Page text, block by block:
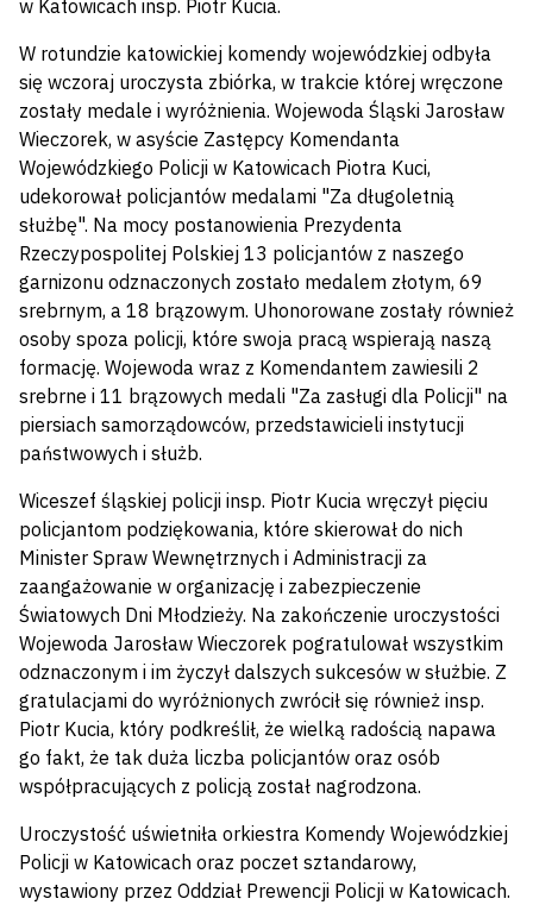
w Katowicach insp. Piotr Kucia.
W rotundzie katowickiej komendy wojewódzkiej odbyła
się wczoraj uroczysta zbiórka, w trakcie której wręczone
zostały medale i wyróżnienia. Wojewoda Śląski Jarosław
Wieczorek, w asyście Zastępcy Komendanta
Wojewódzkiego Policji w Katowicach Piotra Kuci,
udekorował policjantów medalami "Za długoletnią
służbę". Na mocy postanowienia Prezydenta
Rzeczypospolitej Polskiej 13 policjantów z naszego
garnizonu odznaczonych zostało medalem złotym, 69
srebrnym, a 18 brązowym. Uhonorowane zostały również
osoby spoza policji, które swoja pracą wspierają naszą
formację. Wojewoda wraz z Komendantem zawiesili 2
srebrne i 11 brązowych medali "Za zasługi dla Policji" na
piersiach samorządowców, przedstawicieli instytucji
państwowych i służb.
Wiceszef śląskiej policji insp. Piotr Kucia wręczył pięciu
policjantom podziękowania, które skierował do nich
Minister Spraw Wewnętrznych i Administracji za
zaangażowanie w organizację i zabezpieczenie
Światowych Dni Młodzieży. Na zakończenie uroczystości
Wojewoda Jarosław Wieczorek pogratulował wszystkim
odznaczonym i im życzył dalszych sukcesów w służbie. Z
gratulacjami do wyróżnionych zwrócił się również insp.
Piotr Kucia, który podkreślił, że wielką radością napawa
go fakt, że tak duża liczba policjantów oraz osób
współpracujących z policją został nagrodzona.
Uroczystość uświetniła orkiestra Komendy Wojewódzkiej
Policji w Katowicach oraz poczet sztandarowy,
wystawiony przez Oddział Prewencji Policji w Katowicach.